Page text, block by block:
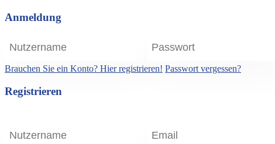
Anmeldung
Brauchen Sie ein Konto? Hier registrieren! Passwort vergessen?
Registrieren